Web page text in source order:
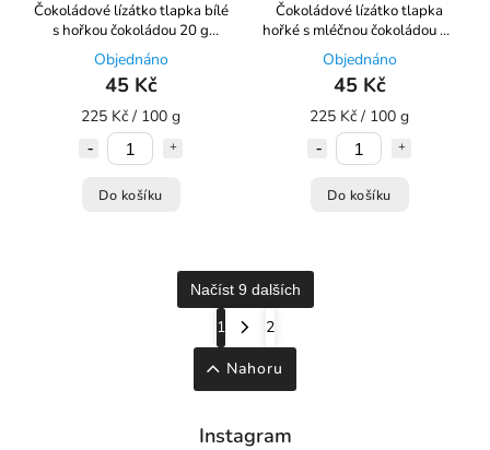
Čokoládové lízátko tlapka bílé
s hořkou čokoládou 20 g
Choco Bonté
Objednáno
45 Kč
225 Kč / 100 g
Do košíku
Čokoládové lízátko tlapka
hořké s mléčnou čokoládou 20
g Choco Bonté
Objednáno
45 Kč
225 Kč / 100 g
Do košíku
Načíst 9 dalších
1
2
Nahoru
Instagram